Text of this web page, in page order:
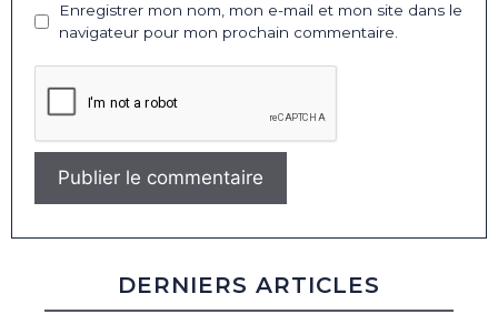
Enregistrer mon nom, mon e-mail et mon site dans le
navigateur pour mon prochain commentaire.
DERNIERS ARTICLES